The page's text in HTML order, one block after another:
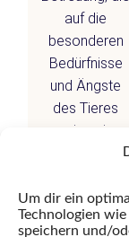
Um dir ein
Technologien
speichern und/
auf die
besonderen
Bedürfnisse
und Ängste
des Tieres
sowie seiner
spezielle
Anliegen